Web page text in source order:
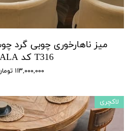
T316 کد XSALA
۱۱۳,۰۰۰,۰۰۰ تومان
لاکچری